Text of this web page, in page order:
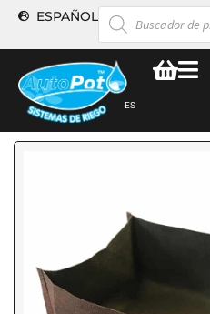
ESPAÑOL
ES